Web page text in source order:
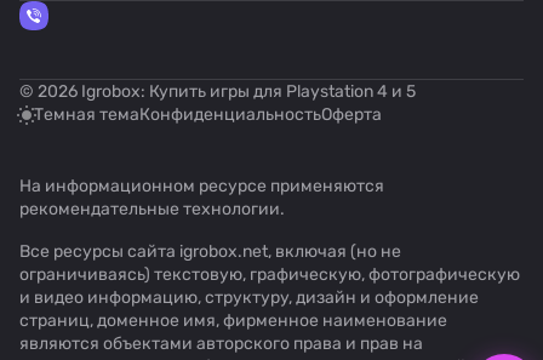
© 2026 Igrobox: Купить игры для Playstation 4 и 5
Темная темаКонфиденциальностьОферта
На информационном ресурсе применяются
рекомендательные технологии.
Все ресурсы сайта igrobox.net, включая (но не
ограничиваясь) текстовую, графическую, фотографическую
и видео информацию, структуру, дизайн и оформление
страниц, доменное имя, фирменное наименование
являются объектами авторского права и прав на